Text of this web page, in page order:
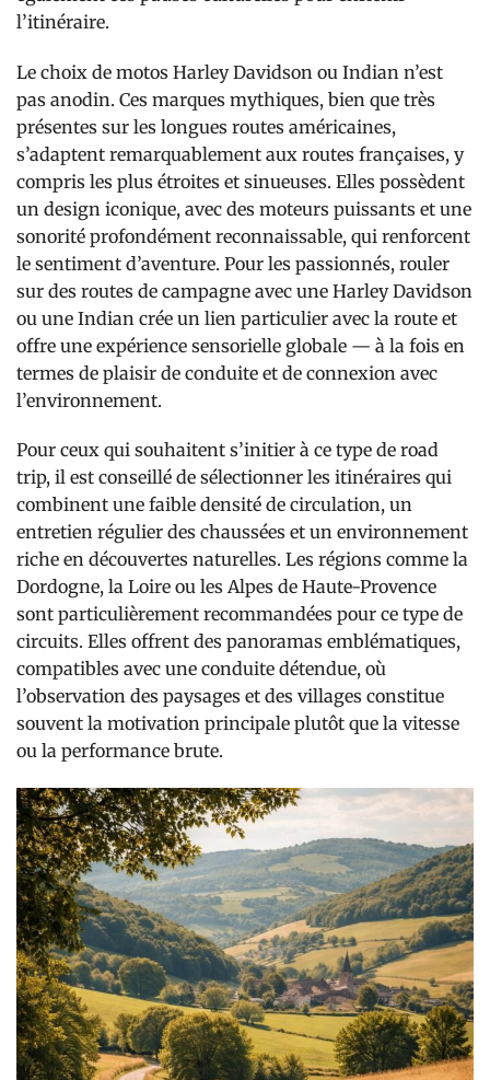
l’itinéraire.
Le choix de motos Harley Davidson ou Indian n’est
pas anodin. Ces marques mythiques, bien que très
présentes sur les longues routes américaines,
s’adaptent remarquablement aux routes françaises, y
compris les plus étroites et sinueuses. Elles possèdent
un design iconique, avec des moteurs puissants et une
sonorité profondément reconnaissable, qui renforcent
le sentiment d’aventure. Pour les passionnés, rouler
sur des routes de campagne avec une Harley Davidson
ou une Indian crée un lien particulier avec la route et
offre une expérience sensorielle globale — à la fois en
termes de plaisir de conduite et de connexion avec
l’environnement.
Pour ceux qui souhaitent s’initier à ce type de road
trip, il est conseillé de sélectionner les itinéraires qui
combinent une faible densité de circulation, un
entretien régulier des chaussées et un environnement
riche en découvertes naturelles. Les régions comme la
Dordogne, la Loire ou les Alpes de Haute-Provence
sont particulièrement recommandées pour ce type de
circuits. Elles offrent des panoramas emblématiques,
compatibles avec une conduite détendue, où
l’observation des paysages et des villages constitue
souvent la motivation principale plutôt que la vitesse
ou la performance brute.